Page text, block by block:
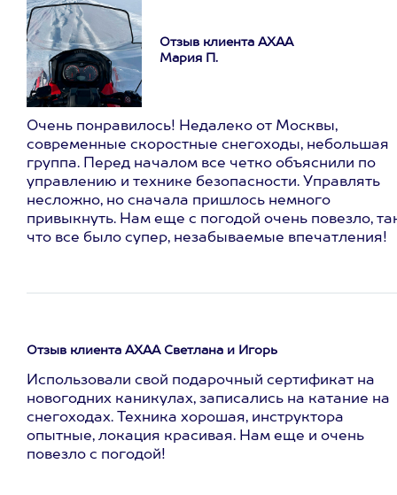
Отзыв клиента АХАА
Мария П.
Очень понравилось! Недалеко от Москвы,
современные скоростные снегоходы, небольшая
группа. Перед началом все четко объяснили по
управлению и технике безопасности. Управлять
несложно, но сначала пришлось немного
привыкнуть. Нам еще с погодой очень повезло,
что все было супер, незабываемые впечатления!
Отзыв клиента АХАА Светлана и Игорь
Использовали свой подарочный сертификат на
новогодних каникулах, записались на катание на
снегоходах. Техника хорошая, инструктора
опытные, локация красивая. Нам еще и очень
повезло с погодой!